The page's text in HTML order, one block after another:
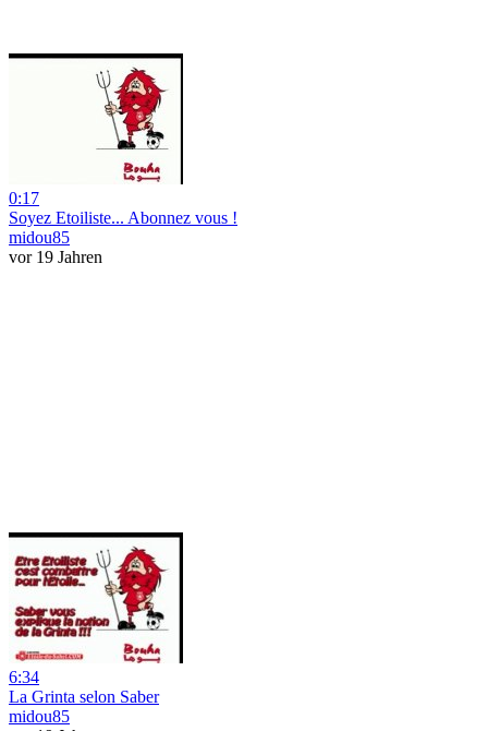
0:17
Soyez Etoiliste... Abonnez vous !
midou85
vor 19 Jahren
6:34
La Grinta selon Saber
midou85